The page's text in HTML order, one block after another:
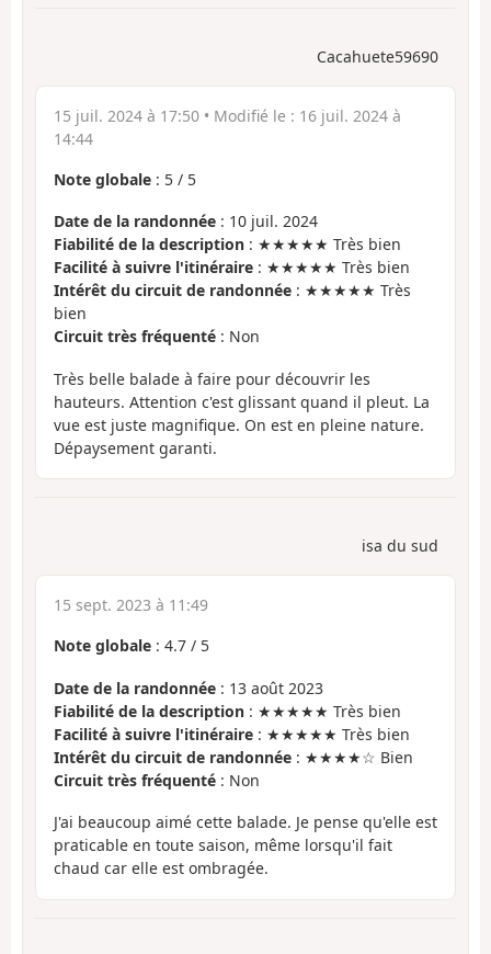
Cacahuete59690
15 juil. 2024 à 17:50 • Modifié le : 16 juil. 2024 à
14:44
Note globale : 5 / 5
Date de la randonnée : 10 juil. 2024
Fiabilité de la description : ★★★★★ Très bien
Facilité à suivre l'itinéraire : ★★★★★ Très bien
Intérêt du circuit de randonnée : ★★★★★ Très
bien
Circuit très fréquenté : Non
Très belle balade à faire pour découvrir les
hauteurs. Attention c'est glissant quand il pleut. La
vue est juste magnifique. On est en pleine nature.
Dépaysement garanti.
isa du sud
15 sept. 2023 à 11:49
Note globale : 4.7 / 5
Date de la randonnée : 13 août 2023
Fiabilité de la description : ★★★★★ Très bien
Facilité à suivre l'itinéraire : ★★★★★ Très bien
Intérêt du circuit de randonnée : ★★★★☆ Bien
Circuit très fréquenté : Non
J'ai beaucoup aimé cette balade. Je pense qu'elle est
praticable en toute saison, même lorsqu'il fait
chaud car elle est ombragée.